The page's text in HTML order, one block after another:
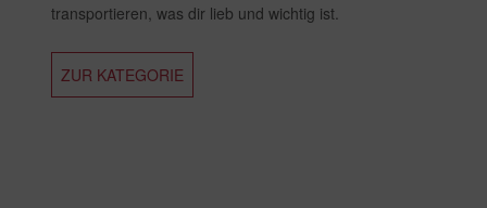
transportieren, was dir lieb und wichtig ist.
ZUR KATEGORIE